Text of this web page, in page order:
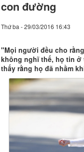
con đường
Thứ ba - 29/03/2016 16:43
"Mọi người đều cho
không nghĩ thế, họ tin
thấy rằng họ đã nhầm